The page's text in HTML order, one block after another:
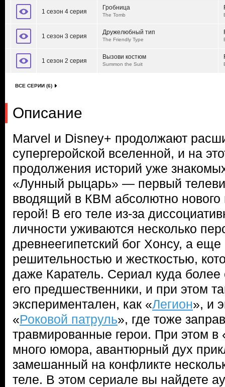
1 сезон 4 серия
Гробница
The Tomb
1 сезон 3 серия
Дружелюбный тип
The Friendly Type
1 сезон 2 серия
Вызови костюм
Summon the Suit
ВСЕ СЕРИИ (6)
Описание
Marvel и Disney+ продолжают
супергеройской вселенной, и на
продолжения историй уже
«Лунный рыцарь» — первый
вводящий в КВМ абсолютно нового
герой! В его теле из-за
личности уживаются несколько
древнеегипетский бог Хонсу, а еще
решительностью и жесткостью,
даже Каратель. Сериал куда
его предшественники, и при этом
экспериментален, как «Легион», и
«Роковой патруль», где тоже
травмированные герои. При этом
много юмора, авантюрный дух
замешанный на конфликте
теле. В этом сериале вы найдете